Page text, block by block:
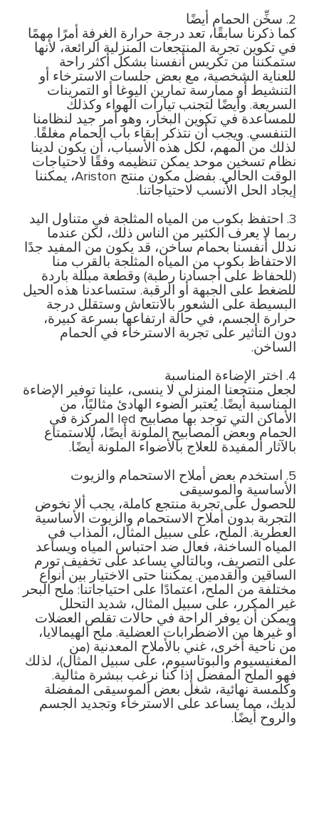
2. سخِّن الحمام أيضًا
كما ذكرنا سابقًا، تعد درجة حرارة الغرفة أمرًا مهمًا
في تكوين تجربة المنتجعات المنزلية الرائعة، لأنها
ستمكننا من تكريس أنفسنا بشكل أكثر راحة
للعناية الشخصية، مع بعض جلسات الاسترخاء أو
التنشيط أو ممارسة تمارين اليوغا أو التمرينات
السريعة. وأيضًا لتجنب تيارات الهواء وكذلك
للمساعدة في تكوين البخار، وهو أمر جيد لنظامنا
التنفسي. ويجب أن نتذكر إبقاء باب الحمام مغلقًا.
لذلك من المهم، لكل هذه الأسباب، أن يكون لدينا
نظام تسخين موحد يمكن تنظيمه وفقًا لاحتياجات
الوقت الحالي. بفضل مكون منتج Ariston، يمكننا
إيجاد الحل الأنسب لاحتياجاتنا.
3. احتفظ بكوب من المياه المثلجة في متناول اليد
ربما لا يعرف الكثير من الناس ذلك، لكن عندما
ندلل أنفسنا بحمام ساخن، قد يكون من المفيد جدًا
الاحتفاظ بكوب من المياه المثلجة بالقرب منا
(للحفاظ على أجسادنا رطبة) وقطعة مبللة باردة
للضغط على الجبهة أو الرقبة. ستساعدنا هذه الحيل
البسيطة على الشعور بالانتعاش وستقلل درجة
حرارة الجسم، في حالة ارتفاعها بسرعة كبيرة،
دون التأثير على تجربة الاسترخاء في الحمام
الساخن.
4. اختر الإضاءة المناسبة
لجعل منتجعنا المنزلي لا ينسى، علينا توفير الإضاءة
المناسبة أيضًا. يُعتبر الضوء الهادئ مثاليًا، من
الأماكن التي توجد بها مصابيح led المركزة في
الحمام وبعض المصابيح الملونة أيضًا، للاستمتاع
بالآثار المفيدة للعلاج بالأضواء الملونة أيضًا.
5. استخدم بعض أملاح الاستحمام والزيوت
الأساسية والموسيقى
للحصول على تجربة منتجع كاملة، يجب ألا نخوض
التجربة بدون أملاح الاستحمام والزيوت الأساسية
العطرية. الملح، على سبيل المثال، المذاب في
المياه الساخنة، فعال ضد احتباس المياه ويساعد
على التصريف، وبالتالي يساعد على تخفيف تورم
الساقين والقدمين. يمكننا حتى الاختيار بين أنواع
مختلفة من الملح، اعتمادًا على احتياجاتنا: ملح البحر
غير المكرر، على سبيل المثال، شديد التحلل
ويمكن أن يوفر الراحة في حالات تقلص العضلات
أو غيرها من الاضطرابات العضلية. ملح الهيمالايا،
من ناحية أخرى، غني بالأملاح المعدنية (من
المغنيسيوم والبوتاسيوم، على سبيل المثال)، لذلك
فهو الملح المفضل إذا كنا نرغب ببشرة مثالية.
وكلمسة نهائية، شغل بعض الموسيقى المفضلة
لديك، مما يساعد على الاسترخاء وتجديد الجسم
والروح أيضًا.